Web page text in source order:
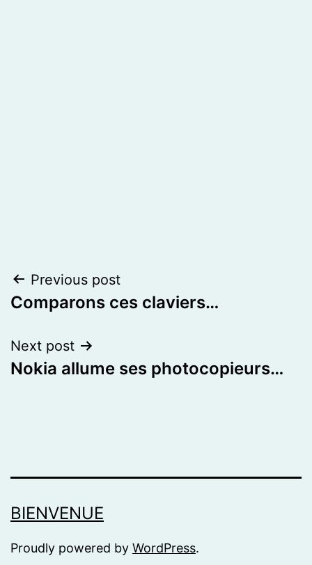
Post
navigation
Previous post
Comparons ces claviers…
Next post
Nokia allume ses photocopieurs…
BIENVENUE
Proudly powered by WordPress.